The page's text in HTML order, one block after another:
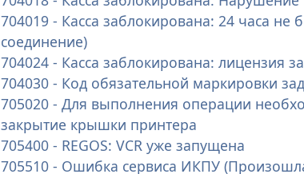
704019 - Касса заблокирована: 24 часа
соединение)
704024 - Касса заблокирована: лицензия
704030 - Код обязательной маркировки
705020 - Для выполнения операции
закрытие крышки принтера
705400 - REGOS: VCR уже запущена
705510 - Ошибка сервиса ИКПУ